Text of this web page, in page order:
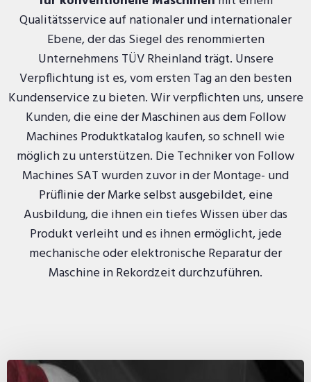
Qualitätsservice auf nationaler und internationaler
Ebene, der das Siegel des renommierten
Unternehmens TÜV Rheinland trägt. Unsere
Verpflichtung ist es, vom ersten Tag an den besten
Kundenservice zu bieten. Wir verpflichten uns, unsere
Kunden, die eine der Maschinen aus dem Follow
Machines Produktkatalog kaufen, so schnell wie
möglich zu unterstützen. Die Techniker von Follow
Machines SAT wurden zuvor in der Montage- und
Prüflinie der Marke selbst ausgebildet, eine
Ausbildung, die ihnen ein tiefes Wissen über das
Produkt verleiht und es ihnen ermöglicht, jede
mechanische oder elektronische Reparatur der
Maschine in Rekordzeit durchzuführen.